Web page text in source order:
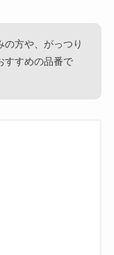
方や、がっつり
すすめの品番で